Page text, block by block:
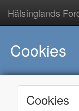
Hälsinglands
Cookies
Cookies